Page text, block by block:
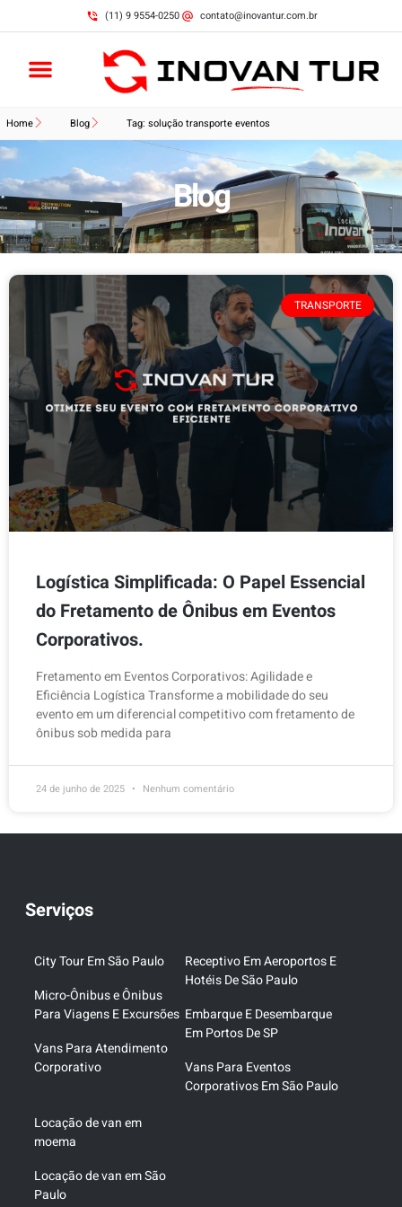
(11) 9 9554-0250 contato@inovantur.com.br
Home Blog Tag: solução transporte eventos
Blog
TRANSPORTE
Logística Simplificada: O Papel Essencial
do Fretamento de Ônibus em Eventos
Corporativos.
Fretamento em Eventos Corporativos: Agilidade e
Eficiência Logística Transforme a mobilidade do seu
evento em um diferencial competitivo com fretamento de
ônibus sob medida para
24 de junho de 2025 Nenhum comentário
Serviços
City Tour Em São Paulo
Micro-Ônibus e Ônibus
Para Viagens E Excursões
Vans Para Atendimento
Corporativo
Receptivo Em Aeroportos E
Hotéis De São Paulo
Embarque E Desembarque
Em Portos De SP
Vans Para Eventos
Corporativos Em São Paulo
Locação de van em
moema
Locação de van em São
Paulo